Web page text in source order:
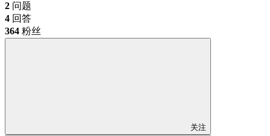
2 问题
4 回答
364 粉丝
关注